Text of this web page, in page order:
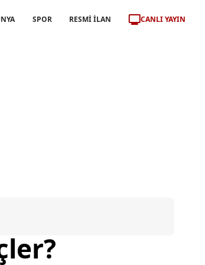
SPOR RESMİ İLAN CANLI YAYIN